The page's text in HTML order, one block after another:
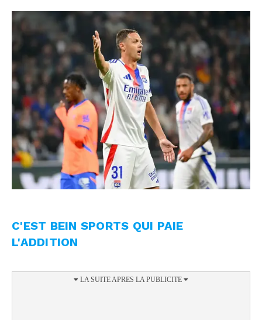
C'EST BEIN SPORTS QUI PAIE
L'ADDITION